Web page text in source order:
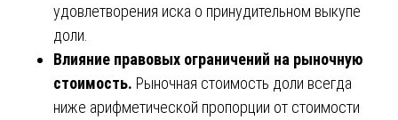
удовлетворения иска о принудительном выкупе
доли.
Влияние правовых ограничений на рыночную
стоимость. Рыночная стоимость доли всегда
ниже арифметической пропорции от стоимости